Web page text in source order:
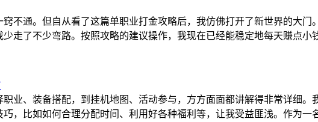
不通。但自从看了这篇单职业打金攻略后，我仿佛打开了新世界的大门
走了不少弯路。按照攻略的建议操作，我现在已经能稳定地每天赚点小
业、装备搭配，到挂机地图、活动参与，方方面面都讲解得非常详细。
，比如如何合理分配时间、利用好各种福利等，让我受益匪浅。作为一